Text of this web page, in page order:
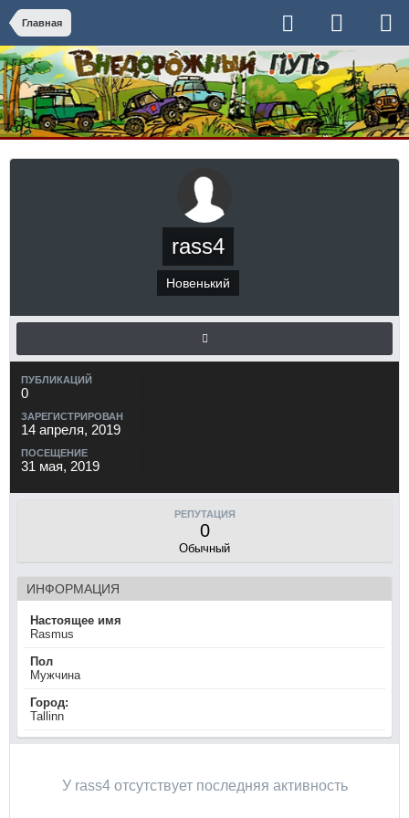
Главная
rass4
Новенький
ПУБЛИКАЦИЙ
0
ЗАРЕГИСТРИРОВАН
14 апреля, 2019
ПОСЕЩЕНИЕ
31 мая, 2019
РЕПУТАЦИЯ
0
Обычный
ИНФОРМАЦИЯ
Настоящее имя
Rasmus
Пол
Мужчина
Город:
Tallinn
У rass4 отсутствует последняя активность